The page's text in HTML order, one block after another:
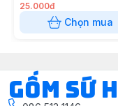
25.000đ
Chọn mua
Gốm Sứ